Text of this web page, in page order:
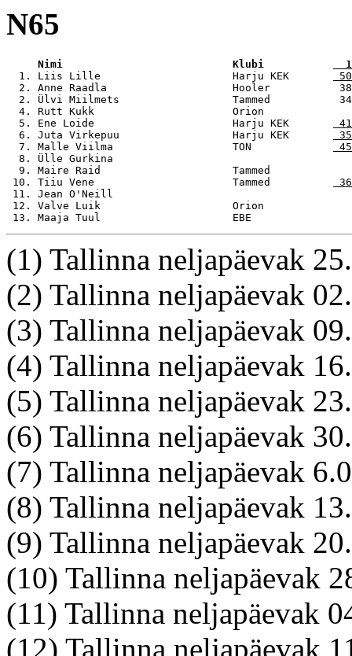
N65
     Nimi                           Klubi
  1. Liis Lille                     Harju KEK
50
2. Anne Raadla                    Hooler
2. Ülvi Miilmets                  Tammed
4. Rutt Kukk
  5. Ene Loide                      Harju KEK
41
  6. Juta Virkepuu                  Harju KEK
35
  7. Malle Viilma                   TON
45
8. Ülle
9. Maire Raid
10. Tiiu Vene                      Tammed
36
11.
12. Valve Luik
13. Maaja Tuul
(1) Tallinna neljapäevak
(2) Tallinna neljapäevak
(3) Tallinna neljapäevak
(4) Tallinna neljapäevak
(5) Tallinna neljapäevak
(6) Tallinna neljapäevak
(7) Tallinna neljapäevak
(8) Tallinna neljapäevak
(9) Tallinna neljapäevak
(10) Tallinna neljapäevak
(11) Tallinna neljapäevak
(12) Tallinna neljapäevak